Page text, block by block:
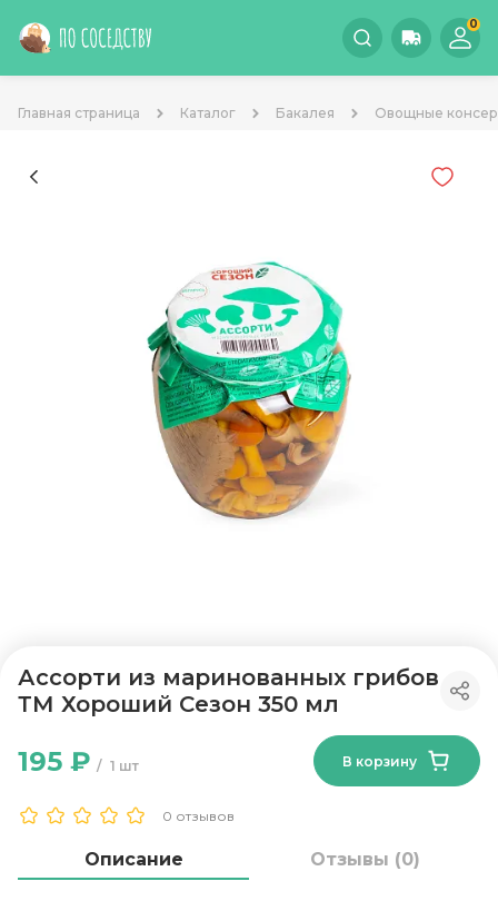
0
Главная страница Каталог Бакалея Овощные
Ассорти из маринованных грибов
ТМ Хороший Сезон 350 мл
0 отзывов
1 шт
195 ₽ В корзину
Описание Отзывы (0)